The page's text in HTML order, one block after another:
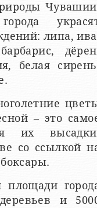
липа,
белая
– это
их
со ссылкой
площади
и